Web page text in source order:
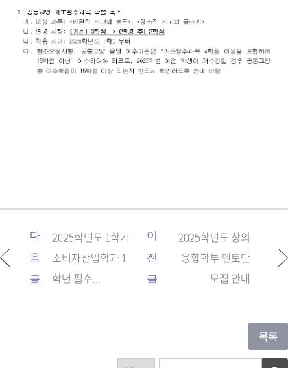
다
음
글
2025학년도 1학기
소비자산업학과 1
학년 필수...
이
전
글
2025학년도 창의
융합학부 멘토단
모집 안내